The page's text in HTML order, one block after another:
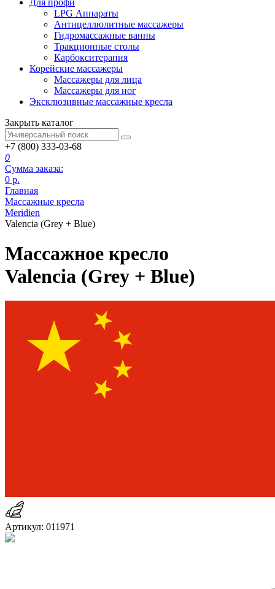
LPG Аппараты
Антицеллюлитные массажеры
Гидромассажные ванны
Тракционные столы
Карбокситерапия
Корейские массажеры
Массажеры для лица
Массажеры для ног
Эксклюзивные массажные кресла
Закрыть каталог
+7 (800) 333-03-68
0
Сумма заказа:
0 р.
Главная
Массажные кресла
Meridien
Valencia (Grey + Blue)
Массажное кресло
Valencia (Grey + Blue)
Артикул: 011971